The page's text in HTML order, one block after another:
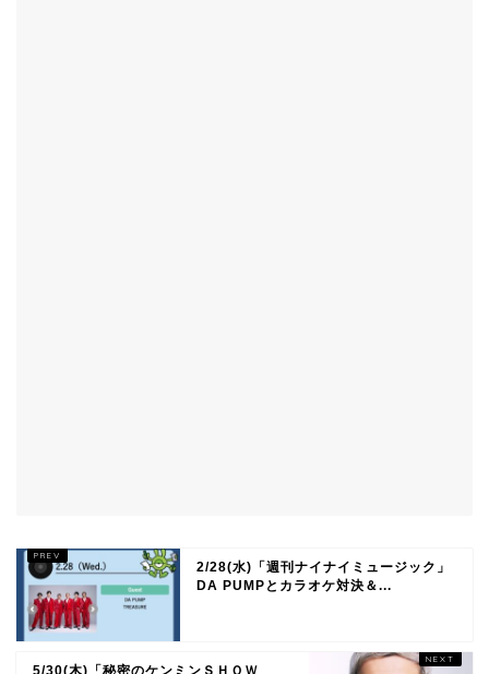
2/28(水)「週刊ナイナイミュージック」
DA PUMPとカラオケ対決＆...